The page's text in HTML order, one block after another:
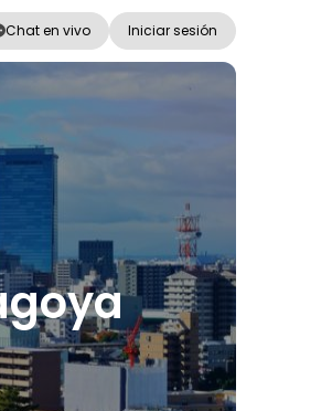
Chat en vivo Iniciar sesión